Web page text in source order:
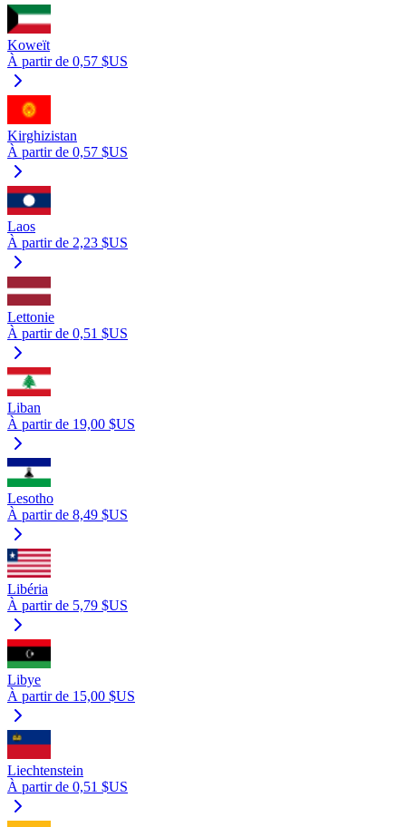
Koweït
À partir de 0,57 $US
Kirghizistan
À partir de 0,57 $US
Laos
À partir de 2,23 $US
Lettonie
À partir de 0,51 $US
Liban
À partir de 19,00 $US
Lesotho
À partir de 8,49 $US
Libéria
À partir de 5,79 $US
Libye
À partir de 15,00 $US
Liechtenstein
À partir de 0,51 $US